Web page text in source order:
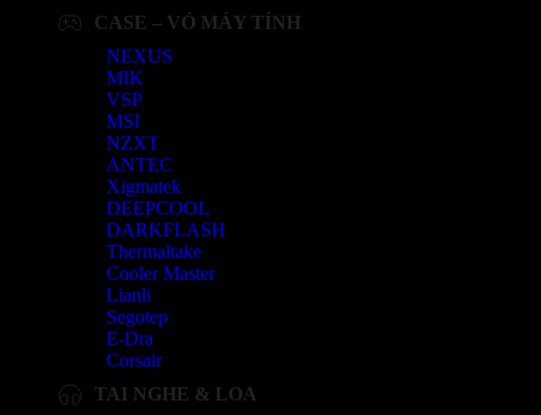
CASE – VỎ MÁY TÍNH
NEXUS
MIK
VSP
MSI
NZXT
ANTEC
Xigmatek
DEEPCOOL
DARKFLASH
Thermaltake
Cooler Master
Lianli
Segotep
E-Dra
Corsair
TAI NGHE & LOA